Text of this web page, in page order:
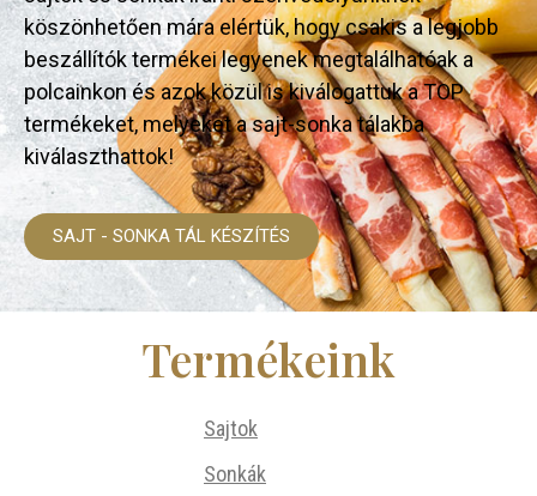
köszönhetően mára elértük, hogy csakis a legjobb
beszállítók termékei legyenek megtalálhatóak a
polcainkon és azok közül is kiválogattuk a TOP
termékeket, melyeket a sajt-sonka tálakba
kiválaszthattok!
SAJT - SONKA TÁL KÉSZÍTÉS
Termékeink
Sajtok
Sonkák